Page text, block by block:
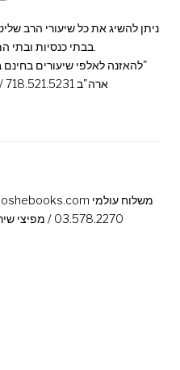
ניתן להשיג את כל שיעורי הרב
בבתי כנסיות ובתי המדרשות ברחבי הארץ.
להאזנה לאלפי שיעורים בחינם באמצעות קשר טלפוני "כל הלשון"
ארה"ב 718.521.5231 / ישראל 073.295.1245
03.578.2270 / מפיצי שירה בארה"ב 718.871.8652